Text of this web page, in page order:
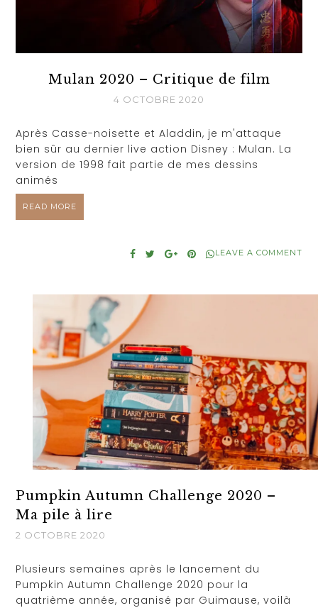
Mulan 2020 – Critique de film
4 OCTOBRE 2020
Après Casse-noisette et Aladdin, je m'attaque
bien sûr au dernier live action Disney : Mulan. La
version de 1998 fait partie de mes dessins
animés
READ MORE
LEAVE A COMMENT
Pumpkin Autumn Challenge 2020 –
Ma pile à lire
2 OCTOBRE 2020
Plusieurs semaines après le lancement du
Pumpkin Autumn Challenge 2020 pour la
quatrième année, organisé par Guimause, voilà